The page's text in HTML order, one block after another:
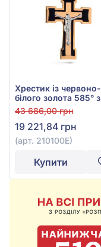
Хрестик із червоно-
білого золота 585° з
чорною емаллю, арт.
210100Е
43 686,00 грн
19 221,84 грн
(арт. 210100Е)
Купити